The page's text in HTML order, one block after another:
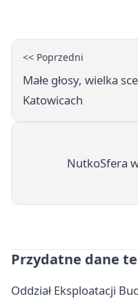
<< Poprzedni
Małe głosy, wielka
Katowicach
NutkoSfera
Przydatne dane
Oddział Eksploatacji